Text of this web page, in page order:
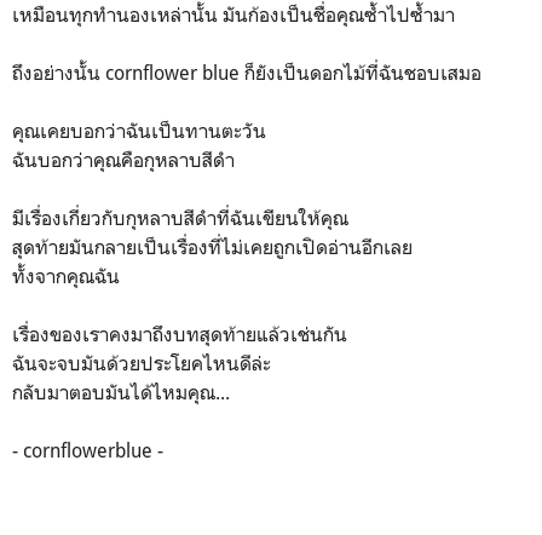
เหมือนทุกทำนองเหล่านั้น มันก้องเป็นชื่อคุณซ้ำไปซ้ำมา
ถึงอย่างนั้น cornflower blue ก็ยังเป็นดอกไม้ที่ฉันชอบเสมอ
คุณเคยบอกว่าฉันเป็นทานตะวัน
ฉันบอกว่าคุณคือกุหลาบสีดำ
มีเรื่องเกี่ยวกับกุหลาบสีดำที่ฉันเขียนให้คุณ
สุดท้ายมันกลายเป็นเรื่องที่ไม่เคยถูกเปิดอ่านอีกเลย
ทั้งจากคุณฉัน
เรื่องของเราคงมาถึงบทสุดท้ายแล้วเช่นกัน
ฉันจะจบมันด้วยประโยคไหนดีล่ะ
กลับมาตอบมันได้ไหมคุณ...
- cornflowerblue -